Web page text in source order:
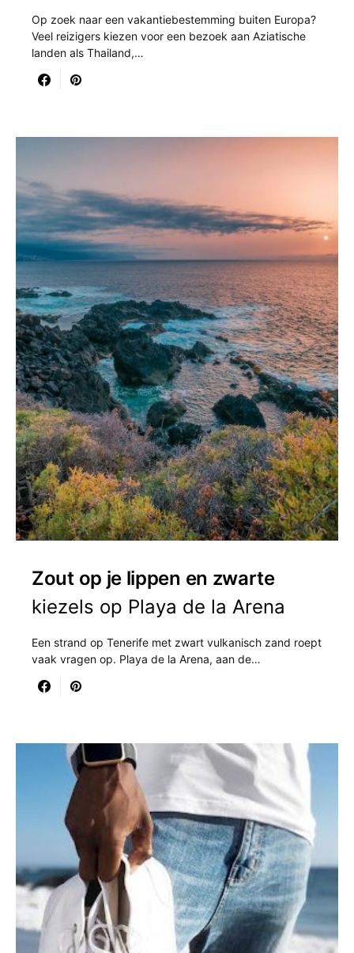
Op zoek naar een vakantiebestemming buiten Europa?
Veel reizigers kiezen voor een bezoek aan Aziatische
landen als Thailand,…
Zout op je lippen en zwarte
kiezels op Playa de la Arena
Een strand op Tenerife met zwart vulkanisch zand roept
vaak vragen op. Playa de la Arena, aan de…